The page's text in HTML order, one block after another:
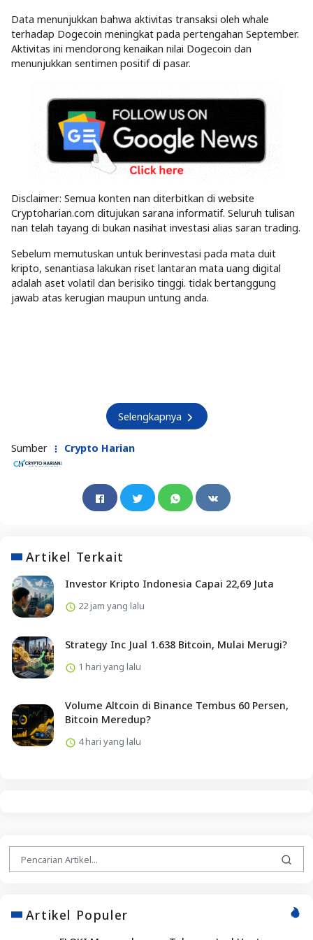
Data menunjukkan bahwa aktivitas transaksi oleh whale
terhadap Dogecoin meningkat pada pertengahan September.
Aktivitas ini mendorong kenaikan nilai Dogecoin dan
menunjukkan sentimen positif di pasar.
Disclaimer: Semua konten nan diterbitkan di website
Cryptoharian.com ditujukan sarana informatif. Seluruh tulisan
nan telah tayang di bukan nasihat investasi alias saran trading.
Sebelum memutuskan untuk berinvestasi pada mata duit
kripto, senantiasa lakukan riset lantaran mata uang digital
adalah aset volatil dan berisiko tinggi. tidak bertanggung
jawab atas kerugian maupun untung anda.
Selengkapnya
Sumber Crypto Harian
Artikel Terkait
Investor Kripto Indonesia Capai 22,69 Juta
22 jam yang lalu
Strategy Inc Jual 1.638 Bitcoin, Mulai Merugi?
1 hari yang lalu
Volume Altcoin di Binance Tembus 60 Persen,
Bitcoin Meredup?
4 hari yang lalu
Artikel Populer